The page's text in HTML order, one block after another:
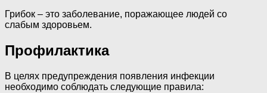
Грибок – это заболевание, поражающее людей со
слабым здоровьем.
Профилактика
В целях предупреждения появления инфекции
необходимо соблюдать следующие правила: